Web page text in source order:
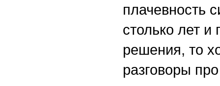
плачевность
столько лет
решения, то
разговоры